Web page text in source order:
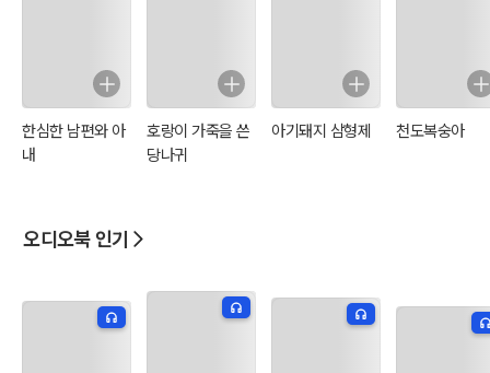
한심한 남편와 아
내
호랑이 가죽을 쓴
당나귀
아기돼지 삼형제 천도복숭아
오디오북 인기